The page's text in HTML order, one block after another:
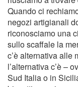
Quando ci
negozi artigianali
riconosciamo una
sullo scaffale la
c’è alternativa alle
l’alternativa c’è –
Sud Italia o in